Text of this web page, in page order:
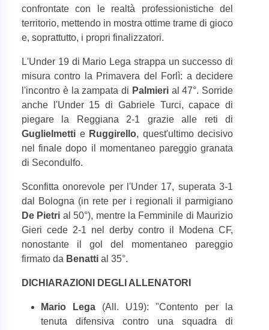
confrontate con le realtà professionistiche del
territorio, mettendo in mostra ottime trame di gioco
e, soprattutto, i propri finalizzatori.
L'Under 19 di Mario Lega strappa un successo di
misura contro la Primavera del Forlì: a decidere
l'incontro è la zampata di Palmieri al 47°. Sorride
anche l'Under 15 di Gabriele Turci, capace di
piegare la Reggiana 2-1 grazie alle reti di
Guglielmetti eRuggirello, quest'ultimo decisivo
nel finale dopo il momentaneo pareggio granata
di Secondulfo.
Sconfitta onorevole per l'Under 17, superata 3-1
dal Bologna (in rete per i regionali il parmigiano
De Pietri al 50°), mentre la Femminile di Maurizio
Gieri cede 2-1 nel derby contro il Modena CF,
nonostante il gol del momentaneo pareggio
firmato da Benatti al 35°.
DICHIARAZIONI DEGLI ALLENATORI
Mario Lega (All. U19): "Contento per la
tenuta difensiva contro una squadra di